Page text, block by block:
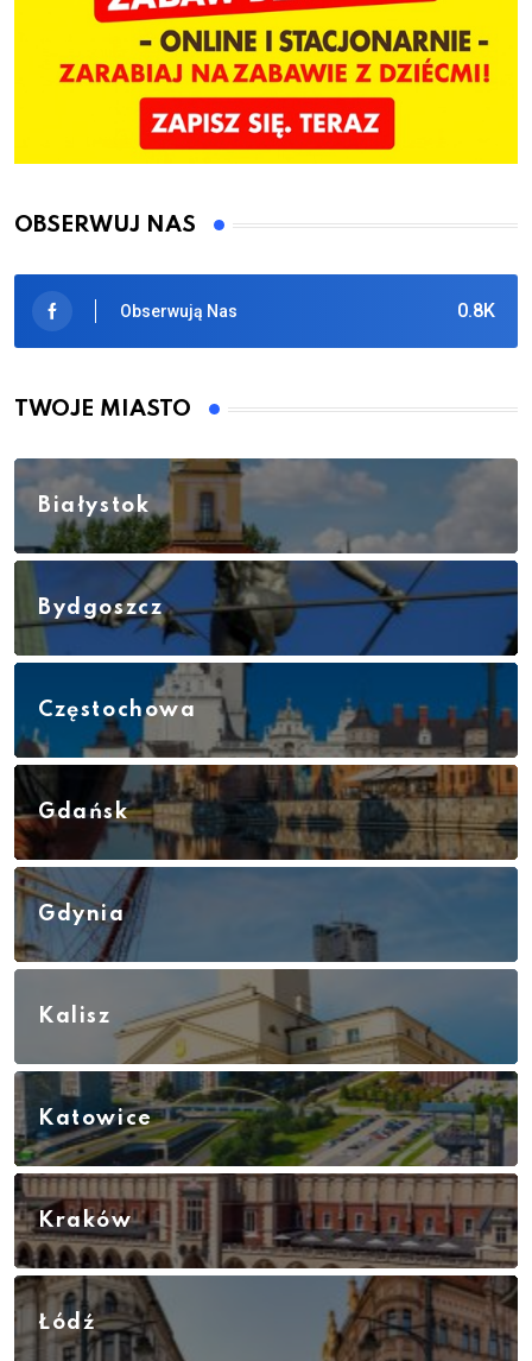
OBSERWUJ NAS
0.8K
Obserwują Nas
TWOJE MIASTO
Białystok
Bydgoszcz
Częstochowa
Gdańsk
Gdynia
Kalisz
Katowice
Kraków
Łódź